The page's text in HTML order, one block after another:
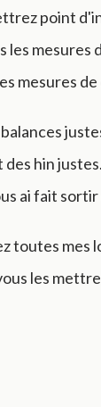
point
les mesures
mesures
des hin
ai fait
toutes mes
les